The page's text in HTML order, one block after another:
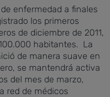
enfermedad a finales
los primeros
de diciembre de 2011,
habitantes. La
de manera suave en
se mantendrá activa
del mes de marzo,
red de médicos